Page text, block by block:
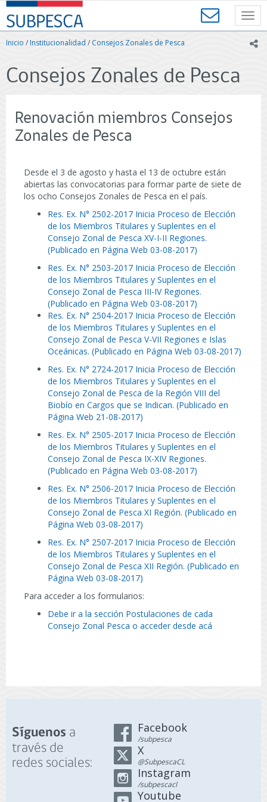
Contenido
principal
SUBPESCA
-
Subsecretaría
Acuicultura
Gobierno
de
Chile
Inicio /Institucionalidad / Consejos Zonales de Pesca
Consejos Zonales de Pesca
Renovación miembros Consejos
Zonales de Pesca
Desde el 3 de agosto y hasta el 13 de octubre están
abiertas las convocatorias para formar parte de siete de
los ocho Consejos Zonales de Pesca en el país.
Res. Ex. N° 2502-2017 Inicia Proceso de Elección
de los Miembros Titulares y Suplentes en el
Consejo Zonal de Pesca XV-I-II Regiones.
(Publicado en Página Web 03-08-2017)
Res. Ex. N° 2503-2017 Inicia Proceso de Elección
de los Miembros Titulares y Suplentes en el
Consejo Zonal de Pesca III-IV Regiones.
(Publicado en Página Web 03-08-2017)
Res. Ex. N° 2504-2017 Inicia Proceso de Elección
de los Miembros Titulares y Suplentes en el
Consejo Zonal de Pesca V-VII Regiones e Islas
Oceánicas. (Publicado en Página Web 03-08-2017)
Res. Ex. N° 2724-2017 Inicia Proceso de Elección
de los Miembros Titulares y Suplentes en el
Consejo Zonal de Pesca de la Región VIII del
Biobío en Cargos que se Indican. (Publicado en
Página Web 21-08-2017)
Res. Ex. N° 2505-2017 Inicia Proceso de Elección
de los Miembros Titulares y Suplentes en el
Consejo Zonal de Pesca IX-XIV Regiones.
(Publicado en Página Web 03-08-2017)
Res. Ex. N° 2506-2017 Inicia Proceso de Elección
de los Miembros Titulares y Suplentes en el
Consejo Zonal de Pesca XI Región. (Publicado en
Página Web 03-08-2017)
Res. Ex. N° 2507-2017 Inicia Proceso de Elección
de los Miembros Titulares y Suplentes en el
Consejo Zonal de Pesca XII Región. (Publicado en
Página Web 03-08-2017)
Para acceder a los formularios:
Debe ir a la sección Postulaciones de cada
Consejo Zonal Pesca o acceder desde acá
Síguenos a
través de
redes sociales:
Facebook
/subpesca
X
@SubpescaCL
Instagram
/subpescacl
Youtube